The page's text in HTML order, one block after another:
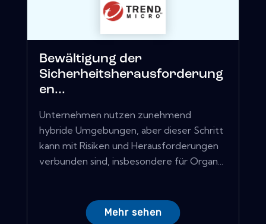
Bewältigung der
Sicherheitsherausforderung
en...
Unternehmen nutzen zunehmend
hybride Umgebungen, aber dieser Schritt
kann mit Risiken und Herausforderungen
verbunden sind, insbesondere für Organ...
Mehr sehen